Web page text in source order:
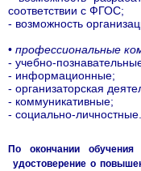
соответствии с ФГОС;
- возможность
• профессиональные
- учебно-
- информационные;
- организаторская
- коммуникативные;
- социально-личностные.
По окончании обучения
удостоверение о